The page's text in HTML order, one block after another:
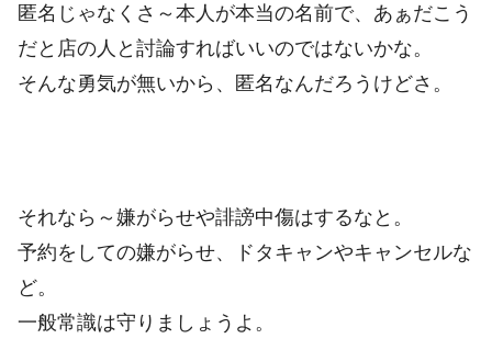
匿名じゃなくさ～本人が本当の名前で、あぁだこう
だと店の人と討論すればいいのではないかな。
そんな勇気が無いから、匿名なんだろうけどさ。
それなら～嫌がらせや誹謗中傷はするなと。
予約をしての嫌がらせ、ドタキャンやキャンセルな
ど。
一般常識は守りましょうよ。